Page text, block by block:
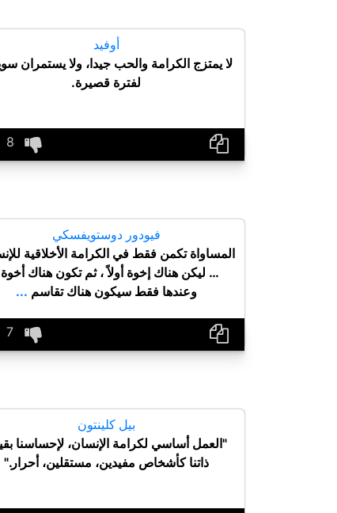
أوفيد
لا يمتزج الكرامة والحب جيدا، ولا يستمران
لفترة قصيرة.
فيودور دوستويفسكي
المساواة تكمن فقط في الكرامة الأخلاقية
… ليكن هناك إخوة أولاً ، ثم تكون هناك أخوة
وعندها فقط سيكون هناك تقاسم ...
بيل كلينتون
"العمل أساسي لكرامة الإنسان، لإحساسنا
ذاتنا كأشخاص مفيدين، مستقلين، أحرار."